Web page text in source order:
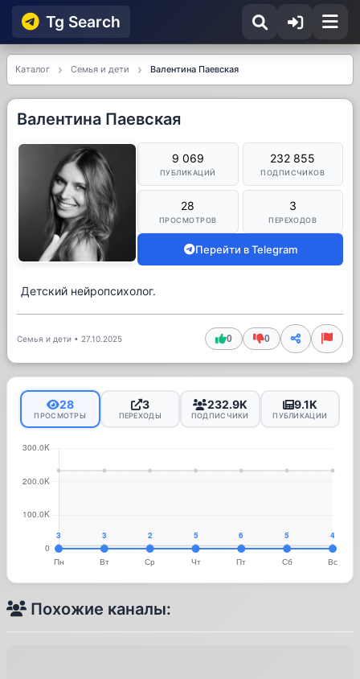
Tg Searсh
Каталог Семья и дети Валентина Паевская
Валентина Паевская
9 069
ПУБЛИКАЦИЙ
232 855
ПОДПИСЧИКОВ
28
ПРОСМОТРОВ
3
ПЕРЕХОДОВ
Перейти в Telegram
Детский нейропсихолог.
Семья и дети • 27.10.2025 0 0
28
ПРОСМОТРЫ
3
ПЕРЕХОДЫ
232.9K
ПОДПИСЧИКИ
9.1K
ПУБЛИКАЦИИ
Похожие каналы: